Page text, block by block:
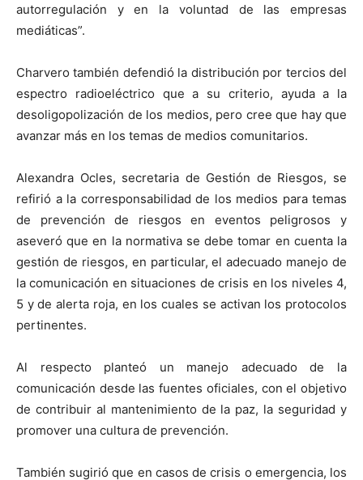
autorregulación y en la voluntad de las empresas
mediáticas”.
Charvero también defendió la distribución por tercios del
espectro radioeléctrico que a su criterio, ayuda a la
desoligopolización de los medios, pero cree que hay que
avanzar más en los temas de medios comunitarios.
Alexandra Ocles, secretaria de Gestión de Riesgos, se
refirió a la corresponsabilidad de los medios para temas
de prevención de riesgos en eventos peligrosos y
aseveró que en la normativa se debe tomar en cuenta la
gestión de riesgos, en particular, el adecuado manejo de
la comunicación en situaciones de crisis en los niveles 4,
5 y de alerta roja, en los cuales se activan los protocolos
pertinentes.
Al respecto planteó un manejo adecuado de la
comunicación desde las fuentes oficiales, con el objetivo
de contribuir al mantenimiento de la paz, la seguridad y
promover una cultura de prevención.
También sugirió que en casos de crisis o emergencia, los